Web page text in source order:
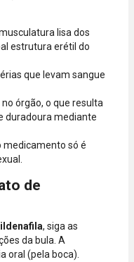
lisa dos
estrutura erétil do
que levam sangue
órgão, o que resulta
duradoura mediante
medicamento só é
de
, siga as
da bula. A
oral (pela boca).